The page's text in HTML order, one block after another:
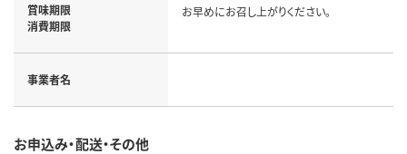
賞味期限
消費期限
お早めにお召し上がりください。
事業者名
お申込み・配送・その他